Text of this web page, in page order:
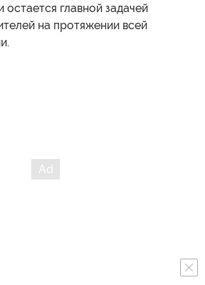
главной задачей
на протяжении всей